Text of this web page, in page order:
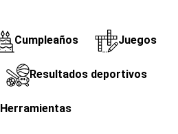
Cumpleaños Juegos
Resultados deportivos
Herramientas